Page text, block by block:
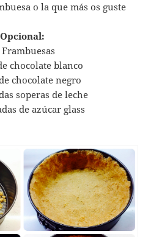
o la que más os guste
Opcional:
Frambuesas
chocolate blanco
chocolate negro
soperas de leche
de azúcar glass